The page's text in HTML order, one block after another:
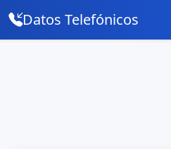
Datos Telefónicos